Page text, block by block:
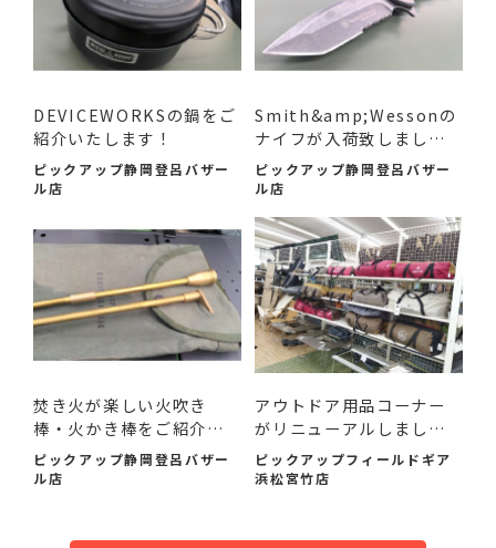
DEVICEWORKSの鍋をご
紹介いたします！
ピックアップ静岡登呂バザー
ル店
Smith&amp;Wessonの
ナイフが入荷致しまし
た！
ピックアップ静岡登呂バザー
ル店
焚き火が楽しい火吹き
棒・火かき棒をご紹介い
たし...
ピックアップ静岡登呂バザー
ル店
アウトドア用品コーナー
がリニューアルしまし
た！
ピックアップフィールドギア
浜松宮竹店